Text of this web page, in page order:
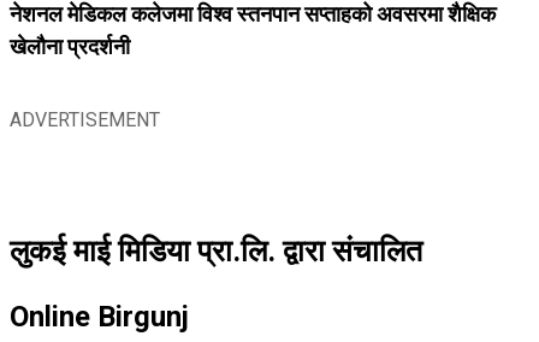
नेशनल मेडिकल कलेजमा विश्व स्तनपान सप्ताहको अवसरमा शैक्षिक
खेलौना प्रदर्शनी
ADVERTISEMENT
लुकई माई मिडिया प्रा.लि. द्वारा संचालित
Online Birgunj